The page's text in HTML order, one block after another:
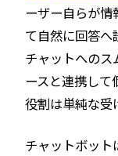
ーザー自らが
て自然に回答へ
チャットへの
ースと連携し
役割は単純な受
チャットボット